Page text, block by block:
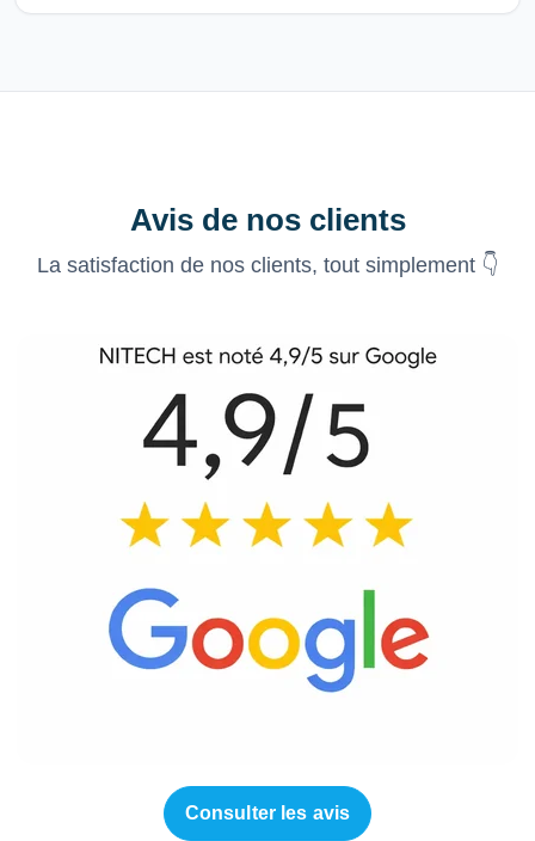
Avis de nos clients
La satisfaction de nos clients, tout simplement 👇
Consulter les avis